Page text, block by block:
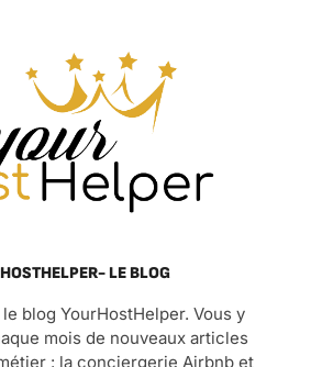
LE BLOG
blog YourHostHelper. Vous y
mois de nouveaux articles
: la conciergerie Airbnb et